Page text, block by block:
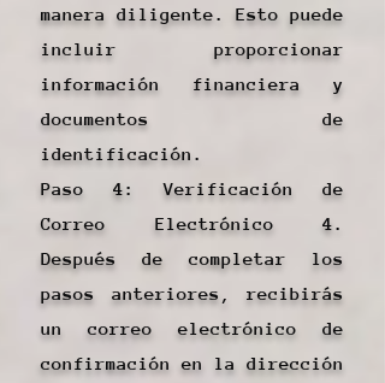
manera diligente. Esto puede
incluir proporcionar
información financiera y
documentos de
identificación.
Paso 4: Verificación de
Correo Electrónico 4.
Después de completar los
pasos anteriores, recibirás
un correo electrónico de
confirmación en la dirección